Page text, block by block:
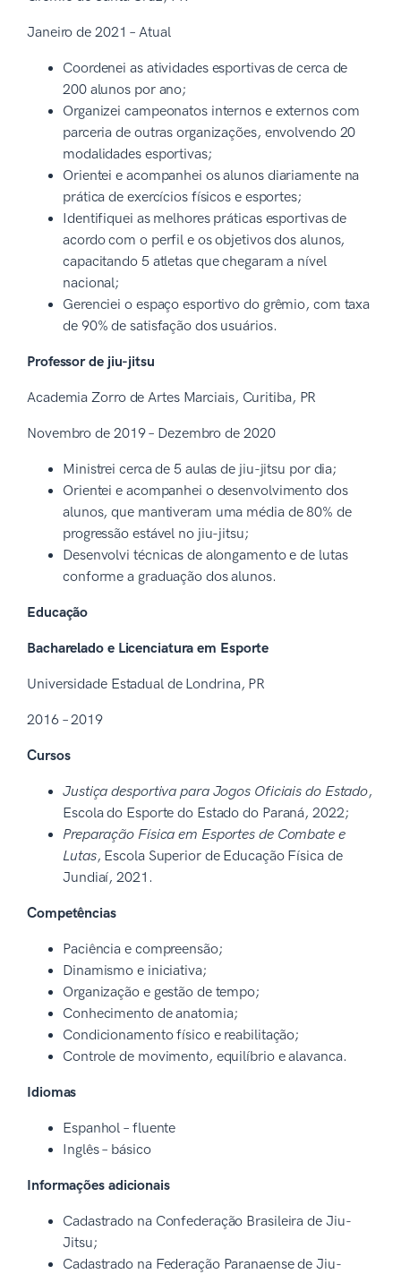
Janeiro de 2021 – Atual
Coordenei as atividades esportivas de cerca de
200 alunos por ano;
Organizei campeonatos internos e externos com
parceria de outras organizações, envolvendo 20
modalidades esportivas;
Orientei e acompanhei os alunos diariamente na
prática de exercícios físicos e esportes;
Identifiquei as melhores práticas esportivas de
acordo com o perfil e os objetivos dos alunos,
capacitando 5 atletas que chegaram a nível
nacional;
Gerenciei o espaço esportivo do grêmio, com taxa
de 90% de satisfação dos usuários.
Professor de jiu-jitsu
Academia Zorro de Artes Marciais, Curitiba, PR
Novembro de 2019 – Dezembro de 2020
Ministrei cerca de 5 aulas de jiu-jitsu por dia;
Orientei e acompanhei o desenvolvimento dos
alunos, que mantiveram uma média de 80% de
progressão estável no jiu-jitsu;
Desenvolvi técnicas de alongamento e de lutas
conforme a graduação dos alunos.
Educação
Bacharelado e Licenciatura em Esporte
Universidade Estadual de Londrina, PR
2016 – 2019
Cursos
Justiça desportiva para Jogos Oficiais do Estado,
Escola do Esporte do Estado do Paraná, 2022;
Preparação Física em Esportes de Combate e
Lutas, Escola Superior de Educação Física de
Jundiaí, 2021.
Competências
Paciência e compreensão;
Dinamismo e iniciativa;
Organização e gestão de tempo;
Conhecimento de anatomia;
Condicionamento físico e reabilitação;
Controle de movimento, equilíbrio e alavanca.
Idiomas
Espanhol – fluente
Inglês – básico
Informações adicionais
Cadastrado na Confederação Brasileira de Jiu-
Jitsu;
Cadastrado na Federação Paranaense de Jiu-